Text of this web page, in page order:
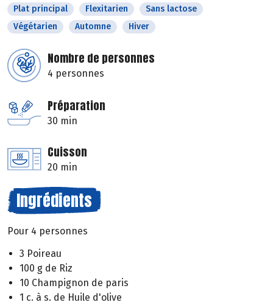
Plat principal Flexitarien
Sans lactose
Végétarien
Automne Hiver
Nombre de personnes
4 personnes
Préparation
30 min
Cuisson
20 min
Ingrédients
Pour 4 personnes
3 Poireau
100 g de Riz
10 Champignon de paris
1 c. à s. de Huile d'olive